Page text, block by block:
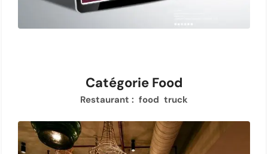
Catégorie Food
Restaurant : food truck